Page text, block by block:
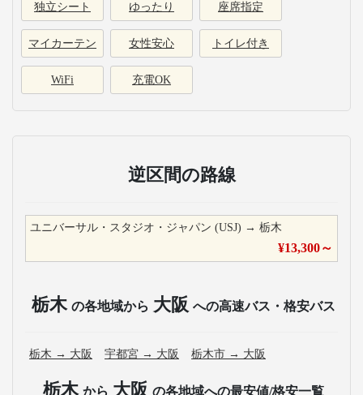
独立シート ゆったり 座席指定
マイカーテン 女性安心 トイレ付き
WiFi 充電OK
逆区間の路線
ユニバーサル・スタジオ・ジャパン (USJ) → 栃木
¥13,300～
栃木 の各地域から 大阪 への高速バス・格安バス
栃木 → 大阪 宇都宮 → 大阪 栃木市 → 大阪
栃木 から 大阪 の各地域への最安値/格安一覧